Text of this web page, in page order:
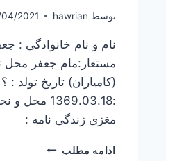
توسط hawrian
04/2021
نام و نام خانوادگی :
مستعار:مام جعفر محل
(کامیاران) تاریخ تولد :
:1369.03.18
مغزی زندگی نامه :
ادامه مطلب جعفر